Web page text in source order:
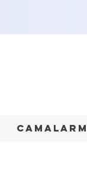
CAMALARM